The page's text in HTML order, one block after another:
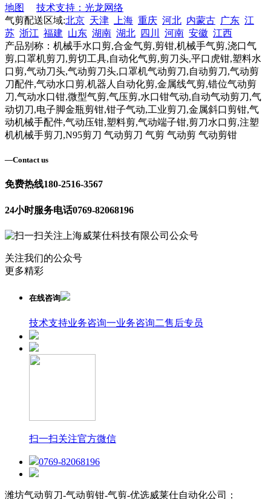
地图
技术支持：光龙网络
气剪配送区域:北京 天津 上海 重庆 河北 内蒙古 广东 江
苏 浙江 福建 山东 湖南 湖北 四川 河南 安徽 江西
产品别称：机械手水口剪,合金气剪,剪钳,机械手气剪,浇口气
剪,口罩机剪刀,剪切工具,自动化气剪,剪刀头,平口虎钳,塑料水
口剪,气动刀头,气动剪刀头,口罩机气动剪刀,自动剪刀,气动剪
刀配件,气动水口剪,机器人自动化剪,金属线气剪,错位气动剪
刀,气动水口钳,微型气剪,气压剪,水口钳气动,自动气动剪刀,气
动切刀,电子脚金瓶剪钳,钳子气动,工业剪刀,金属斜口剪钳,气
动机械手配件,气动压钳,塑料剪,气动端子钳,剪刀水口剪,注塑
机机械手剪刀,N95剪刀 气动剪刀 气剪 气动剪 气动剪钳
—Contact us
免费热线180-2516-3567
24小时服务电话0769-82068196
关注我们的公众号
更多精彩
在线咨询
技术支持业务咨询一业务咨询二售后专员
扫一扫关注官方微信
0769-82068196
潍坊气动剪刀-气动剪钳-气剪-优选威莱仕自动化公司：